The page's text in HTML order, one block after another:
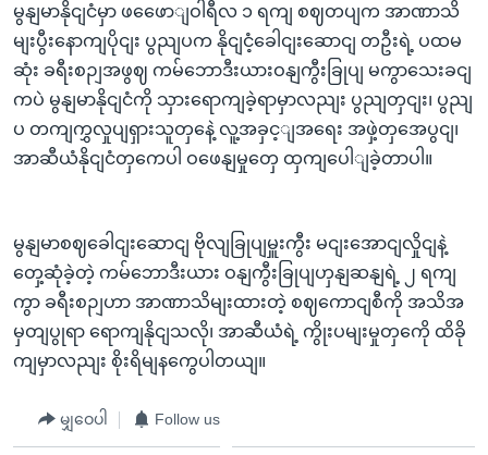
မွနျမာနိုငျငံမှာ ဖဖေောျဝါရီလ ၁ ရကျ စဈတပျက အာဏာသိ
မျးပွီးနောကျပိုငျး ပွညျပက နိုငျငံ့ခေါငျးဆောငျ တဦးရဲ့ ပထမ
ဆုံး ခရီးစဉျအဖွဈ ကမ်ဘောဒီးယားဝနျကွီးခြုပျ မကွာသေးခငျ
ကပဲ မွနျမာနိုငျငံကို သှားရောကျခဲ့ရာမှာလညျး ပွညျတှငျး၊ ပွညျ
ပ တကျကွှလှုပျရှားသူတှနေဲ့ လူ့အခှင့ျအရေး အဖှဲ့တှအေပွငျ၊
အာဆီယံနိုငျငံတှကေပါ ဝဖေနျမှုတှေ ထှကျပေါျခဲ့တာပါ။
မွနျမာစဈခေါငျးဆောငျ ဗိုလျခြုပျမှူးကွီး မငျးအောငျလှိုငျနဲ့
တှေ့ဆုံခဲ့တဲ့ ကမ်ဘောဒီးယား ဝနျကွီးခြုပျဟှနျဆနျရဲ့ ၂ ရကျ
ကွာ ခရီးစဉျဟာ အာဏာသိမျးထားတဲ့ စဈကောငျစီကို အသိအ
မှတျပွုရာ ရောကျနိုငျသလို၊ အာဆီယံရဲ့ ကွိုးပမျးမှုတှကေို ထိခို
ကျမှာလညျး စိုးရိမျနကွေပါတယျ။
မျှဝေပါ Follow us